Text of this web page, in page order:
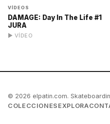
VÍDEOS
DAMAGE: Day In The Life #1
JURA
▶ VÍDEO
© 2026 elpatin.com.
COLECCIONES EXPLORA